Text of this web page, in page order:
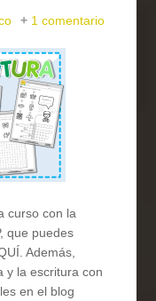
1 comentario
curso con la
que puedes
Además,
y la escritura con
en el blog